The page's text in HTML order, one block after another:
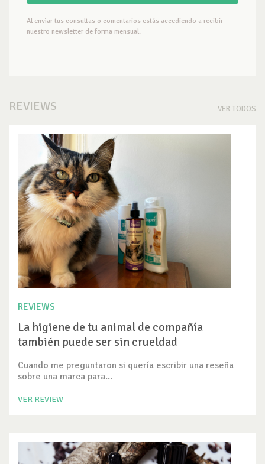
Al enviar tus consultas o comentarios estás accediendo a recibir
nuestro newsletter de forma mensual.
REVIEWS VER TODOS
REVIEWS
La higiene de tu animal de compañía
también puede ser sin crueldad
Cuando me preguntaron si quería escribir una reseña
sobre una marca para...
VER REVIEW